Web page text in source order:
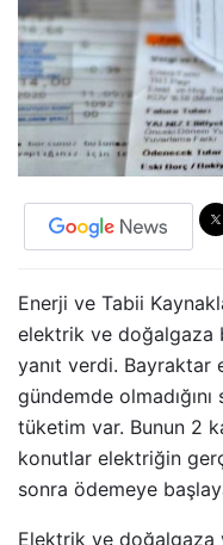
Enerji ve Tabii
elektrik ve doğalgaza
yanıt verdi. Bayraktar
gündemde
tüketim var. Bunun 2
konutlar elektriğin
sonra ödemeye
Elektrik ve doğalgaza